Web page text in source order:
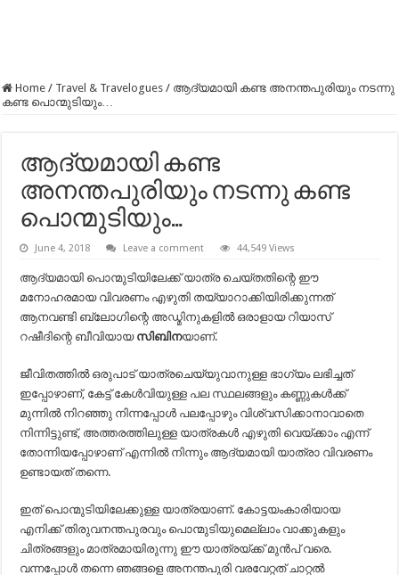
Home / Travel & Travelogues / ആദ്യമായി കണ്ട അനന്തപുരിയും നടന്നു
കണ്ട പൊന്മുടിയും…
ആദ്യമായി കണ്ട
അനന്തപുരിയും നടന്നു കണ്ട
പൊന്മുടിയും…
June 4, 2018 Leave a comment 44,549 Views
ആദ്യമായി പൊന്മുടിയിലേക്ക് യാത്ര ചെയ്തതിന്റെ ഈ
മനോഹരമായ വിവരണം എഴുതി തയ്യാറാക്കിയിരിക്കുന്നത്
ആനവണ്ടി ബ്ലോഗിന്റെ അഡ്മിനുകളിൽ ഒരാളായ റിയാസ്
റഷീദിന്റെ ബീവിയായ സിബിനയാണ്.
ജീവിതത്തിൽ ഒരുപാട് യാത്രചെയ്യുവാനുള്ള ഭാഗ്യം ലഭിച്ചത്
ഇപ്പോഴാണ്, കേട്ട് കേൾവിയുള്ള പല സ്ഥലങ്ങളും കണ്ണുകൾക്ക്
മുന്നിൽ നിറഞ്ഞു നിന്നപ്പോൾ പലപ്പോഴും വിശ്വസിക്കാനാവാതെ
നിന്നിട്ടുണ്ട്, അത്തരത്തിലുള്ള യാത്രകൾ എഴുതി വെയ്ക്കാം എന്ന്
തോന്നിയപ്പോഴാണ് എന്നിൽ നിന്നും ആദ്യമായി യാത്രാ വിവരണം
ഉണ്ടായത് തന്നെ.
ഇത് പൊന്മുടിയിലേക്കുള്ള യാത്രയാണ്. കോട്ടയംകാരിയായ
എനിക്ക് തിരുവനന്തപുരവും പൊന്മുടിയുമെല്ലാം വാക്കുകളും
ചിത്രങ്ങളും മാത്രമായിരുന്നു ഈ യാത്രയ്ക്ക് മുൻപ് വരെ.
വന്നപ്പോൾ തന്നെ ഞങ്ങളെ അനന്തപുരി വരവേറ്റത് ചാറ്റൽ